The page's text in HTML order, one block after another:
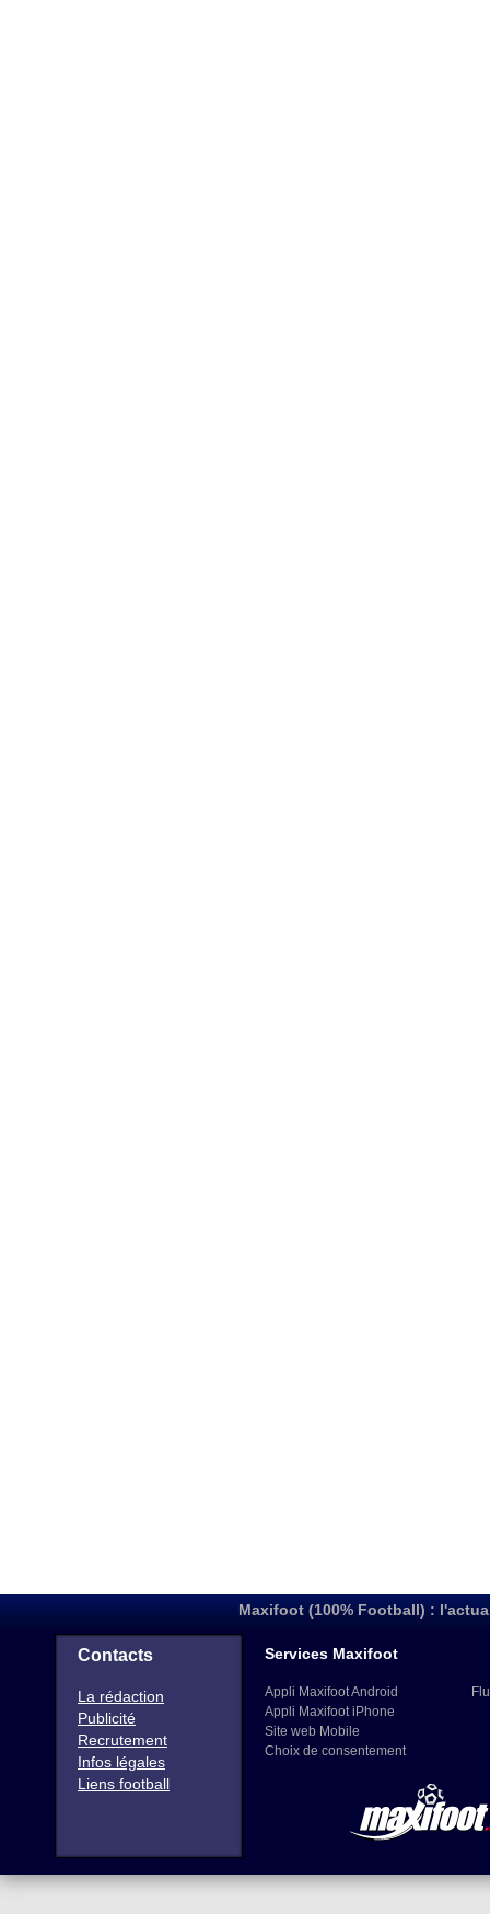
Maxifoot (100% Football) :
Contacts
La rédaction
Publicité
Recrutement
Infos légales
Liens football
Services Maxifoot
Appli Maxifoot Android
Appli Maxifoot iPhone
Site web Mobile
Choix de consentement